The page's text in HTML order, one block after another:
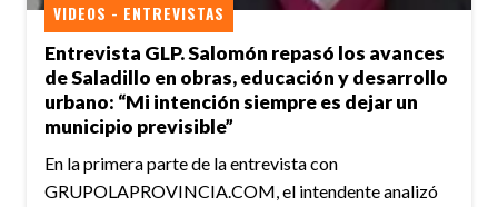
Entrevista GLP. Salomón repasó los avances
de Saladillo en obras, educación y desarrollo
urbano: “Mi intención siempre es dejar un
municipio previsible”
VIDEOS - ENTREVISTAS
En la primera parte de la entrevista con
GRUPOLAPROVINCIA.COM, el intendente analizó